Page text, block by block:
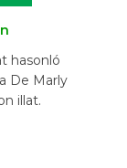
hasonló
De Marly
illat.